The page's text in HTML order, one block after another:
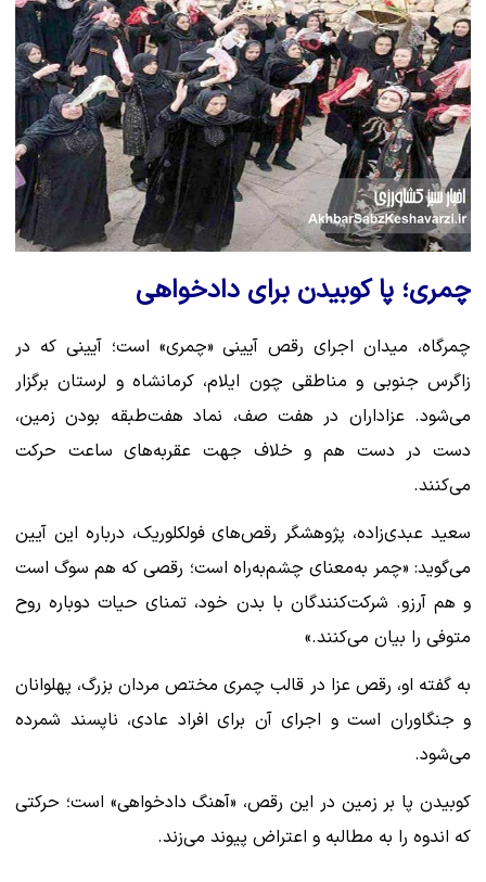
چمری؛ پا کوبیدن برای دادخواهی
چمرگاه، میدان اجرای رقص آیینی «چمری» است؛ آیینی که در
زاگرس جنوبی و مناطقی چون ایلام، کرمانشاه و لرستان برگزار
می‌شود. عزاداران در هفت صف، نماد هفت‌طبقه بودن زمین،
دست در دست هم و خلاف جهت عقربه‌های ساعت حرکت
می‌کنند.
سعید عبدی‌زاده، پژوهشگر رقص‌های فولکلوریک، درباره این آیین
می‌گوید: «چمر به‌معنای چشم‌به‌راه است؛ رقصی که هم سوگ است
و هم آرزو. شرکت‌کنندگان با بدن خود، تمنای حیات دوباره روح
متوفی را بیان می‌کنند.»
به گفته او، رقص عزا در قالب چمری مختص مردان بزرگ، پهلوانان
و جنگاوران است و اجرای آن برای افراد عادی، ناپسند شمرده
می‌شود.
کوبیدن پا بر زمین در این رقص، «آهنگ دادخواهی» است؛ حرکتی
که اندوه را به مطالبه و اعتراض پیوند می‌زند.